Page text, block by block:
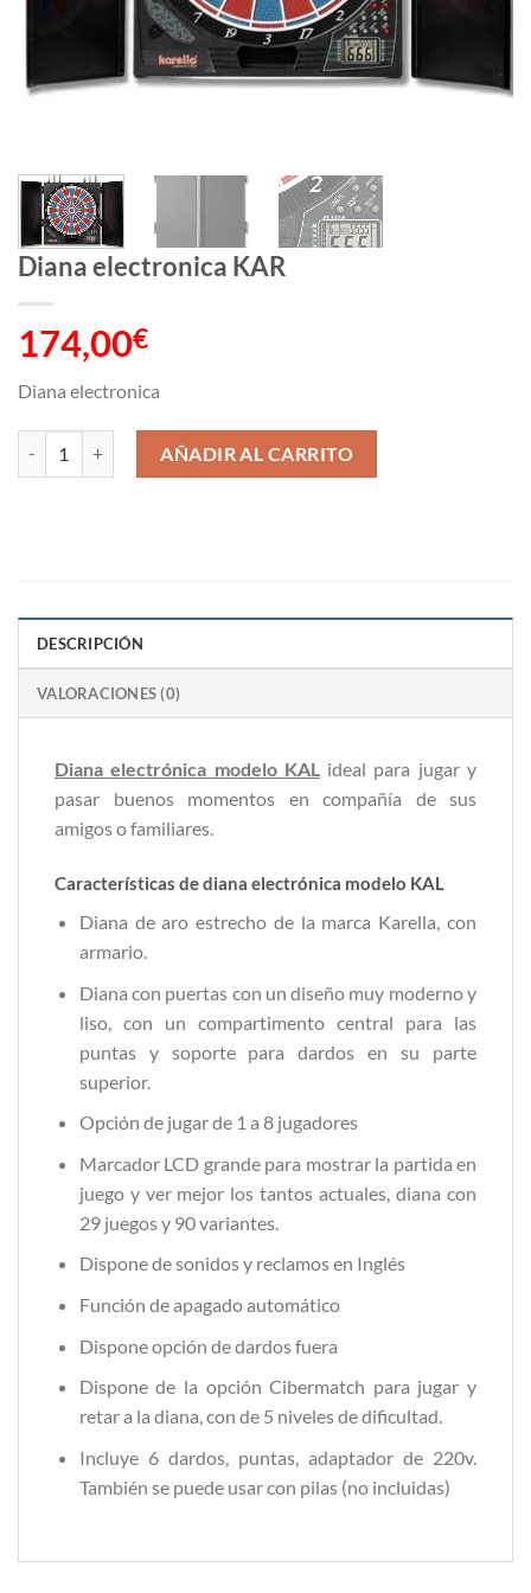
Diana electronica KAR
174,00€
Diana electronica
Diana electronica KAR cantidadAÑADIR AL CARRITO
DESCRIPCIÓN
VALORACIONES (0)
Dianaelectrónica modelo KAL ideal para jugar y
pasar buenos momentos en compañía de sus
amigos o familiares.
Características de diana electrónica modelo KAL
Diana de aro estrecho de la marca Karella, con
armario.
Diana con puertas con un diseño muy moderno y
liso, con un compartimento central para las
puntas y soporte para dardos en su parte
superior.
Opción de jugar de 1 a 8 jugadores
Marcador LCD grande para mostrar la partida en
juego y ver mejor los tantos actuales, diana con
29 juegos y 90 variantes.
Dispone de sonidos y reclamos en Inglés
Función de apagado automático
Dispone opción de dardos fuera
Dispone de la opción Cibermatch para jugar y
retar a la diana, con de 5 niveles de dificultad.
Incluye 6 dardos, puntas, adaptador de 220v.
También se puede usar con pilas (no incluidas)